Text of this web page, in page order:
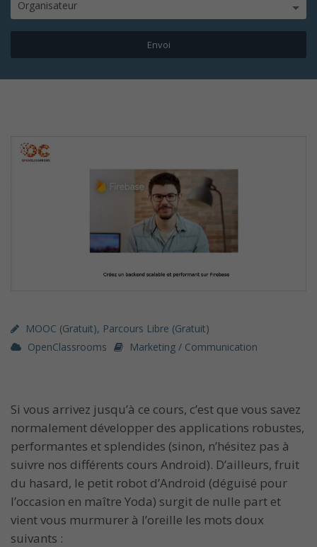
Organisateur
MOOC (gratuit), Parcours Libre (gratuit)
OpenClassrooms
Marketing / Communication
Si vous arrivez jusqu’à ce cours, c’est que vous savez
normalement développer des applications robustes,
performantes et splendides (sinon, n’hésitez pas à
suivre nos différents cours Android). D’ailleurs, fruit
du hasard, le petit robot d’Android (déguisé pour
l’occasion en maître Yoda) surgit de nulle part et
vient vous murmurer à l’oreille les mots doux
suivants :